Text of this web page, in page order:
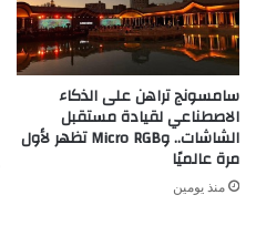
سامسونج تراهن على الذكاء
الاصطناعي لقيادة مستقبل
الشاشات.. وMicro RGB تظهر لأول
مرة عالميًا
منذ يومين